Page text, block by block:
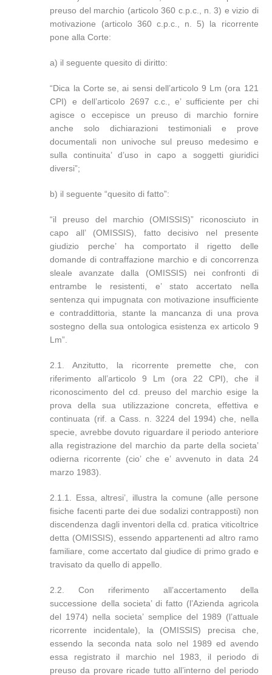
preuso del marchio (articolo 360 c.p.c., n. 3) e vizio di
motivazione (articolo 360 c.p.c., n. 5) la ricorrente
pone alla Corte:
a) il seguente quesito di diritto:
“Dica la Corte se, ai sensi dell’articolo 9 Lm (ora 121
CPI) e dell’articolo 2697 c.c., e’ sufficiente per chi
agisce o eccepisce un preuso di marchio fornire
anche solo dichiarazioni testimoniali e prove
documentali non univoche sul preuso medesimo e
sulla continuita’ d’uso in capo a soggetti giuridici
diversi”;
b) il seguente “quesito di fatto”:
“il preuso del marchio (OMISSIS)” riconosciuto in
capo all’ (OMISSIS), fatto decisivo nel presente
giudizio perche’ ha comportato il rigetto delle
domande di contraffazione marchio e di concorrenza
sleale avanzate dalla (OMISSIS) nei confronti di
entrambe le resistenti, e’ stato accertato nella
sentenza qui impugnata con motivazione insufficiente
e contraddittoria, stante la mancanza di una prova
sostegno della sua ontologica esistenza ex articolo 9
Lm”.
2.1. Anzitutto, la ricorrente premette che, con
riferimento all’articolo 9 Lm (ora 22 CPI), che il
riconoscimento del cd. preuso del marchio esige la
prova della sua utilizzazione concreta, effettiva e
continuata (rif. a Cass. n. 3224 del 1994) che, nella
specie, avrebbe dovuto riguardare il periodo anteriore
alla registrazione del marchio da parte della societa’
odierna ricorrente (cio’ che e’ avvenuto in data 24
marzo 1983).
2.1.1. Essa, altresi’, illustra la comune (alle persone
fisiche facenti parte dei due sodalizi contrapposti) non
discendenza dagli inventori della cd. pratica viticoltrice
detta (OMISSIS), essendo appartenenti ad altro ramo
familiare, come accertato dal giudice di primo grado e
travisato da quello di appello.
2.2. Con riferimento all’accertamento della
successione della societa’ di fatto (l’Azienda agricola
del 1974) nella societa’ semplice del 1989 (l’attuale
ricorrente incidentale), la (OMISSIS) precisa che,
essendo la seconda nata solo nel 1989 ed avendo
essa registrato il marchio nel 1983, il periodo di
preuso da provare ricade tutto all’interno del periodo